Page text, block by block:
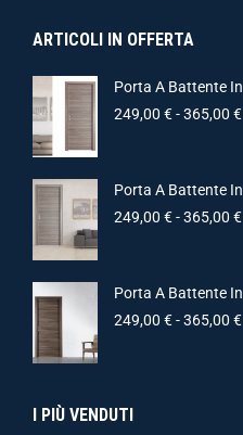
ARTICOLI IN OFFERTA
Porta A Battente
249,00 €-365,00 €
Porta A Battente
249,00 €-365,00 €
Porta A Battente
249,00 €-365,00 €
I PIÙ VENDUTI